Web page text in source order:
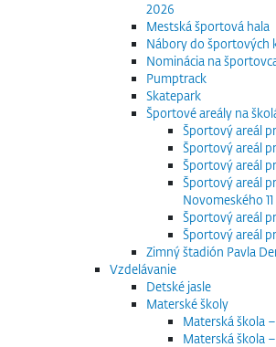
2026
Mestská športová hala
Nábory do športových
Nominácia na
Pumptrack
Skatepark
Športové areály na
Športový areál
Športový areál
Športový areál
Športový areál pri
Novomeského 11
Športový areál
Športový areál
Zimný štadión Pavla
Vzdelávanie
Detské jasle
Materské školy
Materská škola
Materská škola